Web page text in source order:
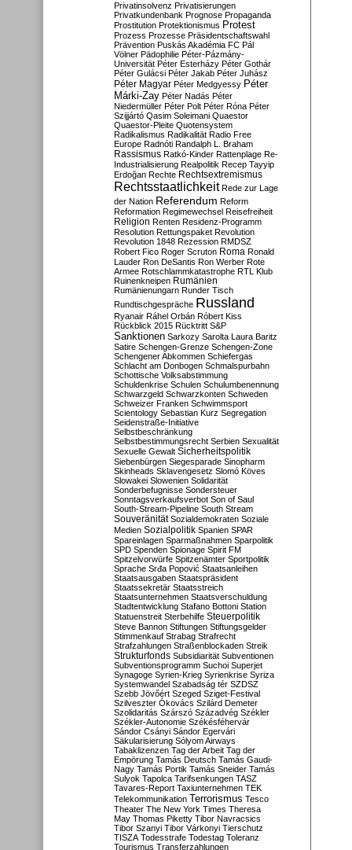
Privatinsolvenz Privatisierungen
Privatkundenbank Prognose Propaganda
Prostitution Protektionismus Protest
Prozess Prozesse Präsidentschaftswahl
Prävention Puskás Akadémia FC Pál
Völner Pädophilie Péter-Pázmány-
Universität Péter Esterházy Péter Gothár
Péter Gulácsi Péter Jakab Péter Juhász
Péter Magyar Péter Medgyessy Péter
Márki-Zay Péter Nadás Péter
Niedermüller Péter Polt Péter Róna Péter
Szijjártó Qasim Soleimani Quaestor
Quaestor-Pleite Quotensystem
Radikalismus Radikalität Radio Free
Europe Radnóti Randalph L. Braham
Rassismus Ratkó-Kinder Rattenplage Re-
Industrialisierung Realpolitik Recep Tayyip
Erdoğan Rechte Rechtsextremismus
Rechtsstaatlichkeit Rede zur Lage
der Nation Referendum Reform
Reformation Regimewechsel Reisefreiheit
Religion Renten Residenz-Programm
Resolution Rettungspaket Revolution
Revolution 1848 Rezession RMDSZ
Robert Fico Roger Scruton Roma Ronald
Lauder Ron DeSantis Ron Werber Rote
Armee Rotschlammkatastrophe RTL Klub
Ruinenkneipen Rumänien
Rumänienungarn Runder Tisch
Rundtischgespräche Russland
Ryanair Ráhel Orbán Róbert Kiss
Rückblick 2015 Rücktritt S&P
Sanktionen Sarkozy Sarolta Laura Baritz
Satire Schengen-Grenze Schengen-Zone
Schengener Abkommen Schiefergas
Schlacht am Donbogen Schmalspurbahn
Schottische Volksabstimmung
Schuldenkrise Schulen Schulumbenennung
Schwarzgeld Schwarzkonten Schweden
Schweizer Franken Schwimmsport
Scientology Sebastian Kurz Segregation
Seidenstraße-Initiative
Selbstbeschränkung
Selbstbestimmungsrecht Serbien Sexualität
Sexuelle Gewalt Sicherheitspolitik
Siebenbürgen Siegesparade Sinopharm
Skinheads Sklavengesetz Slomó Köves
Slowakei Slowenien Solidarität
Sonderbefugnisse Sondersteuer
Sonntagsverkaufsverbot Son of Saul
South-Stream-Pipeline South Stream
Souveränität Sozialdemokraten Soziale
Medien Sozialpolitik Spanien SPAR
Spareinlagen Sparmaßnahmen Sparpolitik
SPD Spenden Spionage Spirit FM
Spitzelvorwürfe Spitzenämter Sportpolitik
Sprache Srđa Popović Staatsanleihen
Staatsausgaben Staatspräsident
Staatssekretär Staatsstreich
Staatsunternehmen Staatsverschuldung
Stadtentwicklung Stafano Bottoni Station
Statuenstreit Sterbehilfe Steuerpolitik
Steve Bannon Stiftungen Stiftungsgelder
Stimmenkauf Strabag Strafrecht
Strafzahlungen Straßenblockaden Streik
Strukturfonds Subsidiarität Subventionen
Subventionsprogramm Suchoi Superjet
Synagoge Syrien-Krieg Syrienkrise Syriza
Systemwandel Szabadság tér SZDSZ
Szebb Jövőért Szeged Sziget-Festival
Szilveszter Ókovács Szilárd Demeter
Szolidaritás Szárszó Századvég Székler
Székler-Autonomie Székésféhervár
Sándor Csányi Sándor Egervári
Säkularisierung Sólyom Airways
Tabaklizenzen Tag der Arbeit Tag der
Empörung Tamás Deutsch Tamás Gaudi-
Nagy Tamás Portik Tamás Sneider Tamás
Sulyok Tapolca Tarifsenkungen TASZ
Tavares-Report Taxiunternehmen TEK
Telekommunikation Terrorismus Tesco
Theater The New York Times Theresa
May Thomas Piketty Tibor Navracsics
Tibor Szanyi Tibor Várkonyi Tierschutz
TISZA Todesstrafe Todestag Toleranz
Tourismus Transferzahlungen